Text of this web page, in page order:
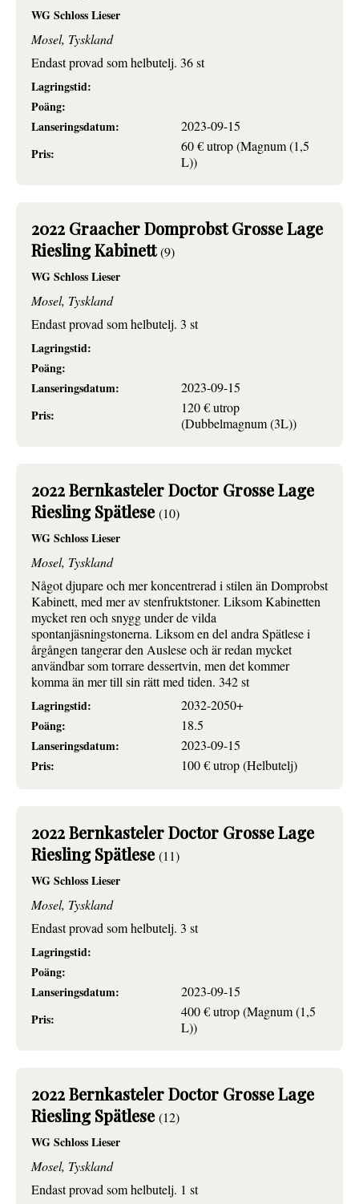
WG Schloss Lieser
Mosel, Tyskland
Endast provad som helbutelj. 36 st
Lagringstid:
Poäng:
Lanseringsdatum:
2023-09-15
Pris:
60 € utrop (Magnum (1,5
L))
2022 Graacher Domprobst Grosse Lage
Riesling Kabinett(9)
WG Schloss Lieser
Mosel, Tyskland
Endast provad som helbutelj. 3 st
Lagringstid:
Poäng:
Lanseringsdatum:
2023-09-15
Pris:
120 € utrop
(Dubbelmagnum (3L))
2022 Bernkasteler Doctor Grosse Lage
Riesling Spätlese (10)
WG Schloss Lieser
Mosel, Tyskland
Något djupare och mer koncentrerad i stilen än Domprobst
Kabinett, med mer av stenfruktstoner. Liksom Kabinetten
mycket ren och snygg under de vilda
spontanjäsningstonerna. Liksom en del andra Spätlese i
årgången tangerar den Auslese och är redan mycket
användbar som torrare dessertvin, men det kommer
komma än mer till sin rätt med tiden. 342 st
Lagringstid:
2032-2050+
Poäng:
18.5
Lanseringsdatum:
2023-09-15
Pris:
100 € utrop (Helbutelj)
2022 Bernkasteler Doctor Grosse Lage
Riesling Spätlese (11)
WG Schloss Lieser
Mosel, Tyskland
Endast provad som helbutelj. 3 st
Lagringstid:
Poäng:
Lanseringsdatum:
2023-09-15
Pris:
400 € utrop (Magnum (1,5
L))
2022 Bernkasteler Doctor Grosse Lage
Riesling Spätlese (12)
WG Schloss Lieser
Mosel, Tyskland
Endast provad som helbutelj. 1 st